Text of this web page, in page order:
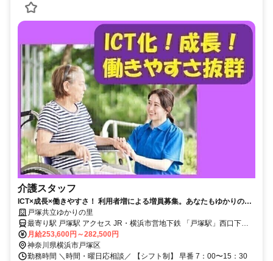
介護スタッフ
ICT×成長×働きやすさ！ 利用者増による増員募集。あなたもゆかりの里
で新しい一歩を踏み出そう。充実の福利厚生と働きやすい環境で、スキ
ルアップを目指せます。戸塚駅近で通勤もラクラク！
戸塚共立ゆかりの里
最寄り駅 戸塚駅 アクセス JR・横浜市営地下鉄 「戸塚駅」西口下車
徒歩7分
月給253,600円～282,500円
神奈川県横浜市戸塚区
勤務時間 ＼時間・曜日応相談／ 【シフト制】 早番 7：00〜15：30